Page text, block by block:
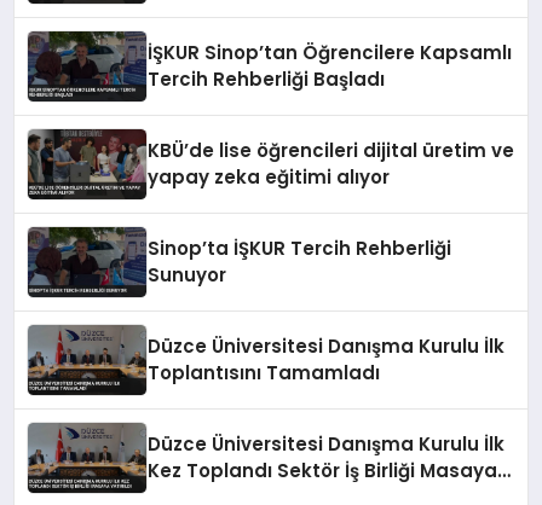
İŞKUR Sinop’tan Öğrencilere Kapsamlı
Tercih Rehberliği Başladı
KBÜ’de lise öğrencileri dijital üretim ve
yapay zeka eğitimi alıyor
Sinop’ta İŞKUR Tercih Rehberliği
Sunuyor
Düzce Üniversitesi Danışma Kurulu İlk
Toplantısını Tamamladı
Düzce Üniversitesi Danışma Kurulu İlk
Kez Toplandı Sektör İş Birliği Masaya